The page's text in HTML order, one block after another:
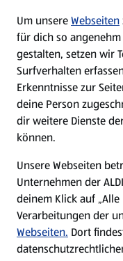
WhatsApp
Über ALDI SÜD
Filialen
Nachhaltigkeit
Karriere
Um unsereWebseiten
für dich so
gestalten, setzen wir
Surfverhalten
Erkenntnisse zur
deine Person
dir weitere Dienste
können.
Unsere Webseiten
Unternehmen der
deinem Klick auf
Verarbeitungen der
Webseiten. Dort